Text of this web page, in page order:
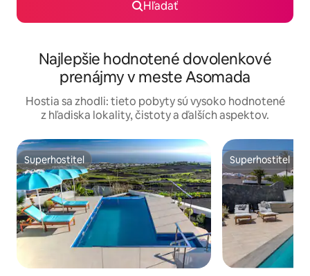
Hľadať
Najlepšie hodnotené dovolenkové
prenájmy v meste Asomada
Hostia sa zhodli: tieto pobyty sú vysoko hodnotené
z hľadiska lokality, čistoty a ďalších aspektov.
Superhostiteľ
Superhostiteľ Superhostiteľ
Superhostiteľ